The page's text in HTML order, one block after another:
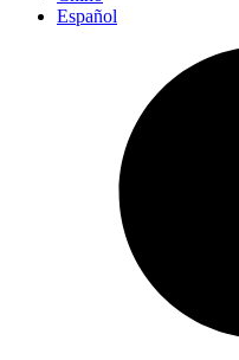
Español